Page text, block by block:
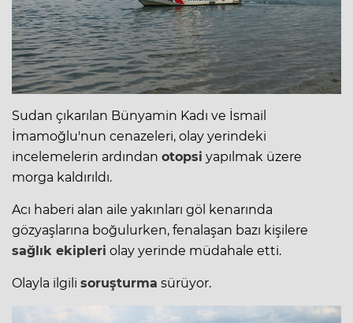
Sudan çıkarılan Bünyamin Kadı ve İsmail
İmamoğlu'nun cenazeleri, olay yerindeki
incelemelerin ardından otopsi yapılmak üzere
morga kaldırıldı.
Acı haberi alan aile yakınları göl kenarında
gözyaşlarına boğulurken, fenalaşan bazı kişilere
sağlık ekipleri olay yerinde müdahale etti.
Olayla ilgili soruşturma sürüyor.